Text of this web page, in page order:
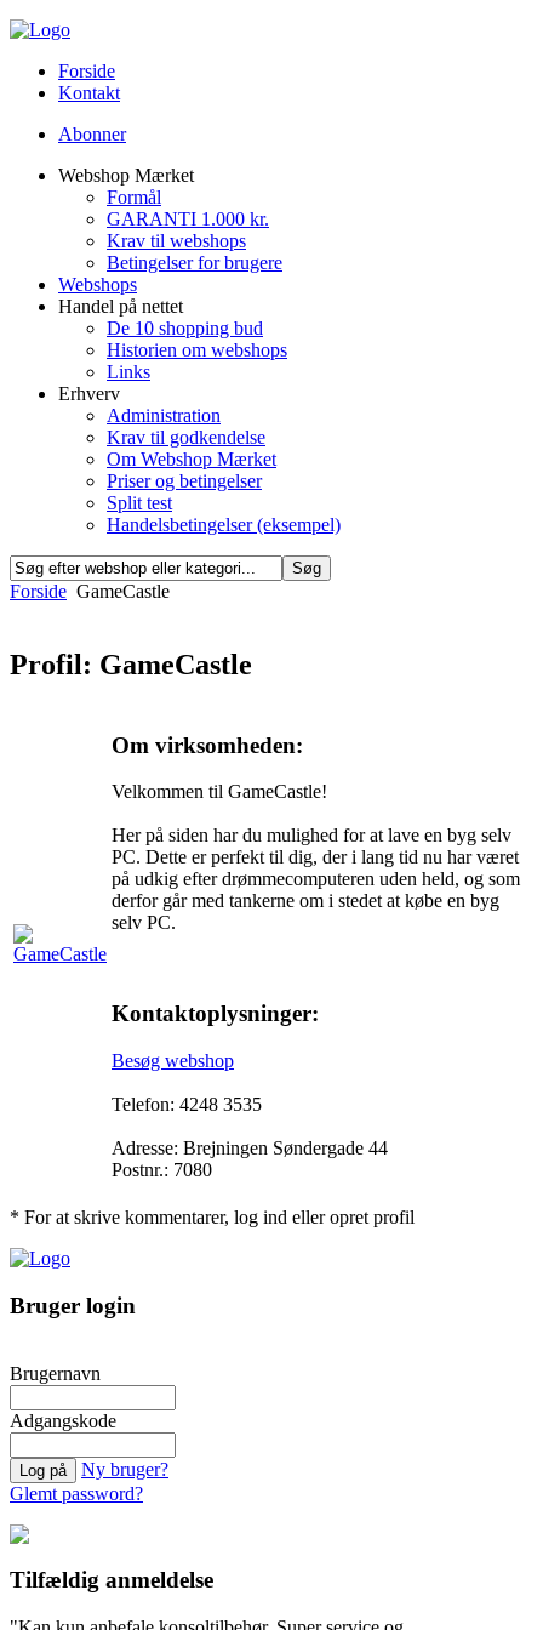
Forside
Kontakt
Abonner
Webshop Mærket
Formål
GARANTI 1.000 kr.
Krav til webshops
Betingelser for brugere
Webshops
Handel på nettet
De 10 shopping bud
Historien om webshops
Links
Erhverv
Administration
Krav til godkendelse
Om Webshop Mærket
Priser og betingelser
Split test
Handelsbetingelser (eksempel)
Forside GameCastle
Profil: GameCastle
Om virksomheden:
Velkommen til GameCastle!
Her på siden har du mulighed for at lave en byg selv
PC. Dette er perfekt til dig, der i lang tid nu har været
på udkig efter drømmecomputeren uden held, og som
derfor går med tankerne om i stedet at købe en byg
selv PC.
Kontaktoplysninger:
Besøg webshop
Telefon: 4248 3535
Adresse: Brejningen Søndergade 44
Postnr.: 7080
* For at skrive kommentarer, log ind eller opret profil
Bruger login
Brugernavn
Adgangskode
Ny bruger?
Glemt password?
Tilfældig anmeldelse